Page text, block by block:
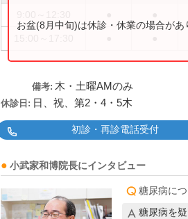
お盆(8月中旬)は休診・休業の場合があ
備考: 木・土曜AMのみ
休診日: 日、祝、第2・4・5木
初診・再診電話受付
小武家和博院長にインタビュー
糖尿病に
糖尿病を